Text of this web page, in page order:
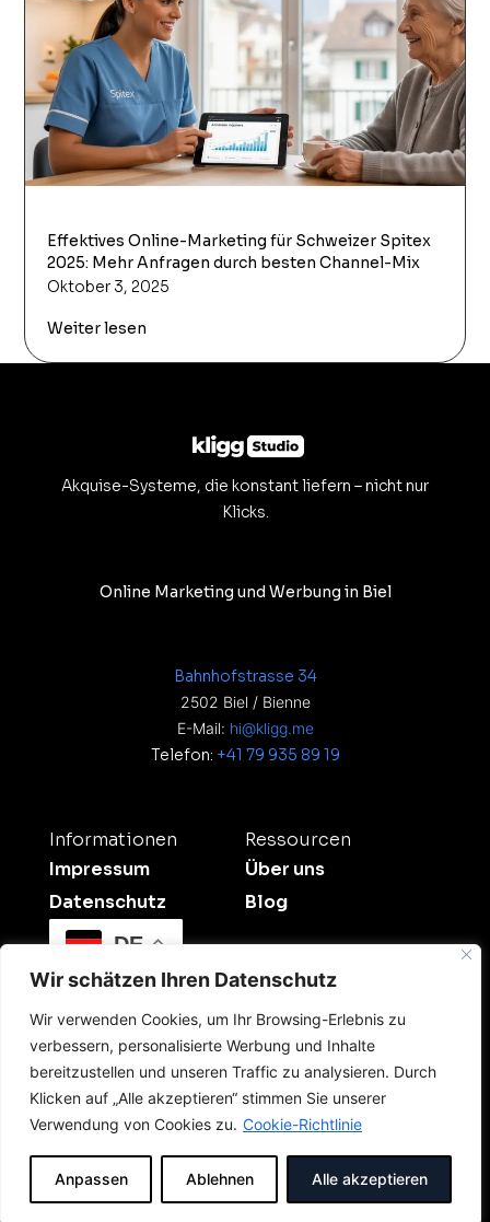
Wir schätzen Ihren Datenschutz
Wir verwenden Cookies, um Ihr Browsing-Erlebnis zu
verbessern, personalisierte Werbung und Inhalte
bereitzustellen und unseren Traffic zu analysieren. Durch
Klicken auf „Alle akzeptieren“ stimmen Sie unserer
Verwendung von Cookies zu. Cookie-Richtlinie
Anpassen Ablehnen Alle akzeptieren
Effektives Online-Marketing für Schweizer Spitex
2025: Mehr Anfragen durch besten Channel-Mix
Oktober 3, 2025
Weiter lesen
Akquise-Systeme, die konstant liefern – nicht nur
Klicks.
Online Marketing und Werbung in Biel
Bahnhofstrasse 34
2502 Biel / Bienne
E-Mail: hi@kligg.me
Telefon: +41 79 935 89 19
Informationen
Impressum
Datenschutz
Ressourcen
Über uns
Blog
DE
©2026 Kligg Studio.
All Rights Reserved. Dein Digitalpartner für
Sichtbarkeit und Onlinewerbung in der Schweiz.